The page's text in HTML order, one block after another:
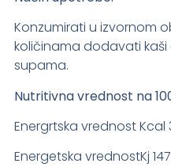
Konzumirati u izvornom
količinama dodavati kaši
supama.
Nutritivna vrednost na
Energrtska vrednost Kcal
Energetska vrednostKj 147